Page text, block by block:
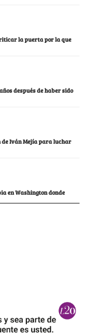
la puerta por la que
después de haber sido
Iván Mejía para luchar
en Washington donde